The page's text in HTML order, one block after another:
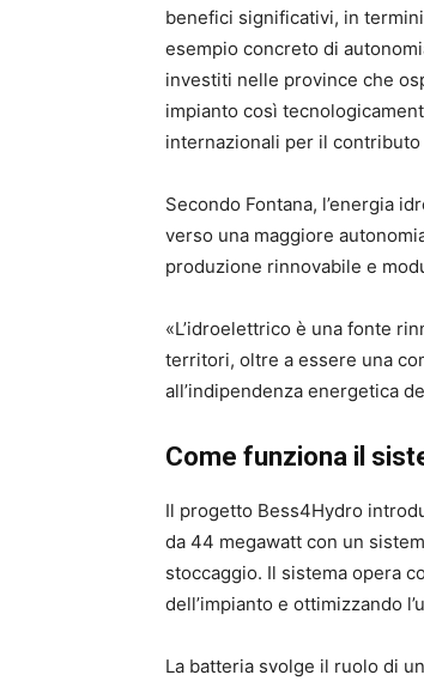
benefici significativi, in
esempio concreto di
investiti nelle province che
impianto così
internazionali per il
Secondo Fontana, l’energia
verso una maggiore
produzione rinnovabile e
«L’idroelettrico è una fonte
territori, oltre a essere una
all’indipendenza energetica
Come funziona il
Il progetto Bess4Hydro
da 44 megawatt con un
stoccaggio. Il sistema opera
dell’impianto e ottimizzando
La batteria svolge il ruolo di